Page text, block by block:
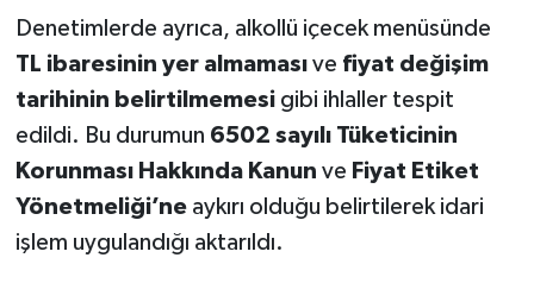
Denetimlerde ayrıca, alkollü içecek menüsünde
TL ibaresinin yer almamasıve fiyat değişim
tarihinin belirtilmemesigibi ihlaller tespit
edildi. Bu durumun 6502 sayılı Tüketicinin
Korunması Hakkında Kanun ve Fiyat Etiket
Yönetmeliği’neaykırı olduğu belirtilerek idari
işlem uygulandığı aktarıldı.